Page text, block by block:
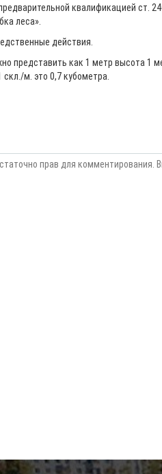
квалификацией ст.
леса».
действия.
представить как 1 метр высота 1
м. это 0,7 кубометра.
прав для комментирования.